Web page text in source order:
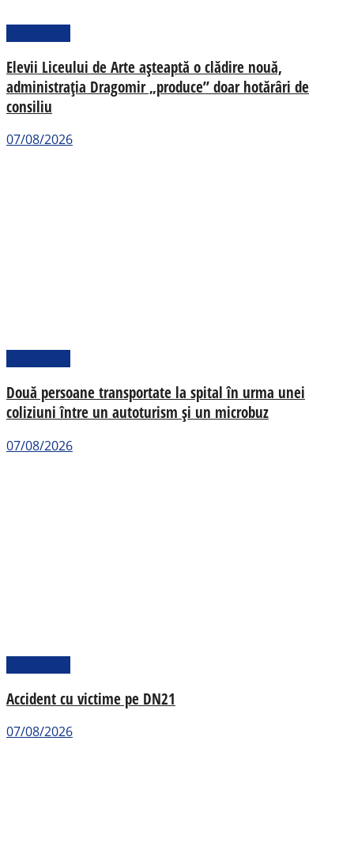
Elevii Liceului de Arte așteaptă o clădire nouă,
administrația Dragomir „produce” doar hotărâri de
consiliu
07/08/2026
Două persoane transportate la spital în urma unei
coliziuni între un autoturism și un microbuz
07/08/2026
Accident cu victime pe DN21
07/08/2026